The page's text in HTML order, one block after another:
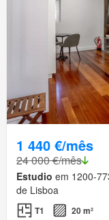
1 440 €/mês
24 000 €/mês
Estudio em 1200-
de Lisboa
T1 20 m²